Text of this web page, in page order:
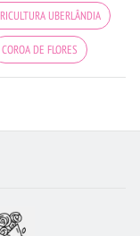
UBERLÂNDIA
COROA DE FLORES